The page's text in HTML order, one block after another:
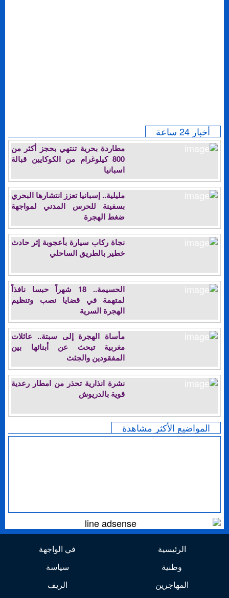
أخبار 24 ساعة
مطاردة بحرية تنتهي بحجز أكثر من
800 كيلوغرام من الكوكايين قبالة
اسبانيا
مليلية.. إسبانيا تعزز انتشارها البحري
بسفينة للحرس المدني لمواجهة
ضغط الهجرة
نجاة ركاب سيارة بأعجوبة إثر حادث
خطير بالطريق الساحلي
الحسيمة.. 18 شهراً حبسا نافذاً
لمتهمة في قضايا نصب وتنظيم
الهجرة السرية
مأساة الهجرة إلى سبتة.. عائلات
مغربية تبحث عن أبنائها بين
المفقودين والجثث
نشرة انذارية تحذر من امطار رعدية
قوية بالدريوش
المواضيع الأكثر مشاهدة
في الواجهة
الرئيسية
سياسة
وطنية
الريف
المهاجرين